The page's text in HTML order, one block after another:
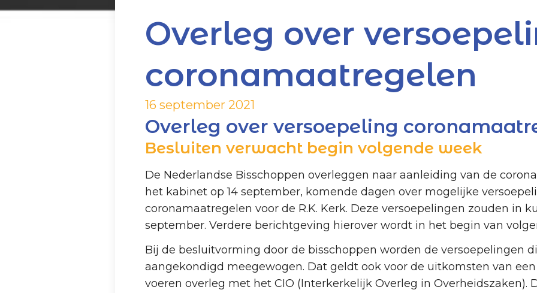
Overleg over
coronamaatregelen
16 september 2021
Overleg over versoepeling
Besluiten verwacht begin volgende week
De Nederlandse Bisschoppen overleggen naar aanleiding van de
het kabinet op 14 september, komende dagen over mogelijke
coronamaatregelen voor de R.K. Kerk. Deze versoepelingen zouden in
september. Verdere berichtgeving hierover wordt in het begin van
Bij de besluitvorming door de bisschoppen worden de versoepelingen
aangekondigd meegewogen. Dat geldt ook voor de uitkomsten van
voeren overleg met het CIO (Interkerkelijk Overleg in Overheidszaken).